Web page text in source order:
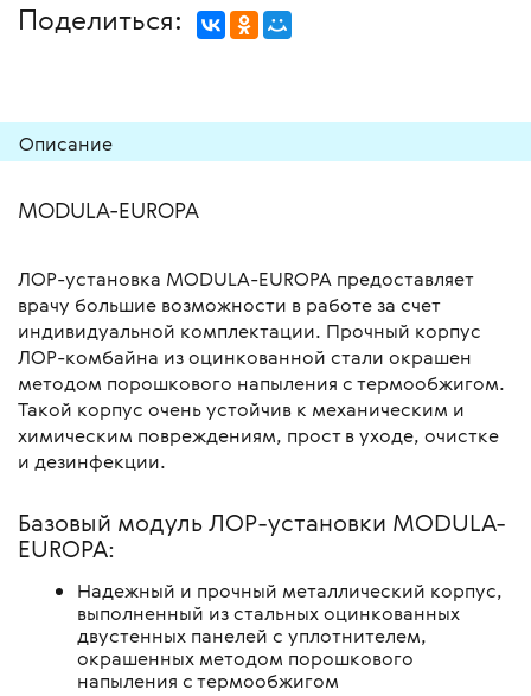
Поделиться:
Описание
MODULA-EUROPA
ЛОР-установка MODULA-EUROPA предоставляет
врачу большие возможности в работе за счет
индивидуальной комплектации. Прочный корпус
ЛОР-комбайна из оцинкованной стали окрашен
методом порошкового напыления с термообжигом.
Такой корпус очень устойчив к механическим и
химическим повреждениям, прост в уходе, очистке
и дезинфекции.
Базовый модуль ЛОР-установки MODULA-
EUROPA:
Надежный и прочный металлический корпус,
выполненный из стальных оцинкованных
двустенных панелей с уплотнителем,
окрашенных методом порошкового
напыления с термообжигом